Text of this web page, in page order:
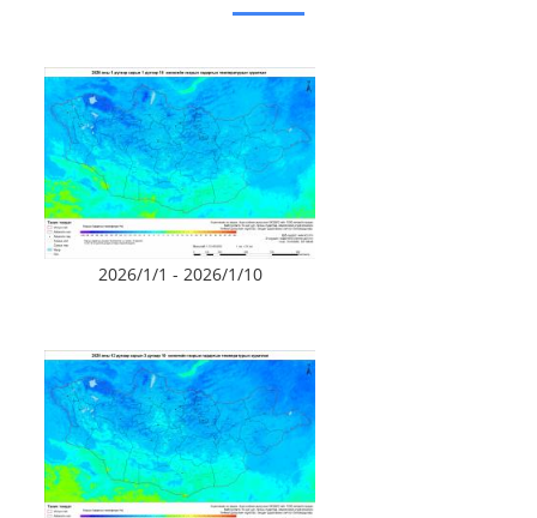
2026/1/1 - 2026/1/10